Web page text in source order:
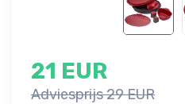
21 EUR
Adviesprijs 29 EUR